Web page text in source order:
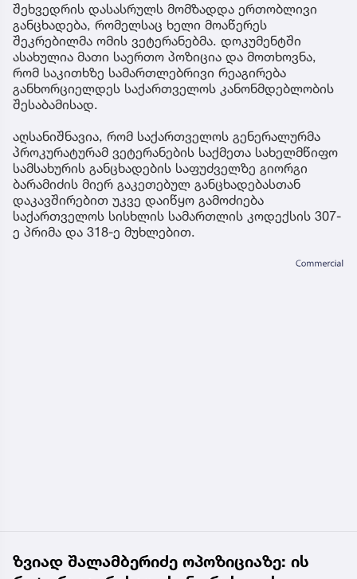
შეხვედრის დასასრულს მომზადდა ერთობლივი
განცხადება, რომელსაც ხელი მოაწერეს
შეკრებილმა ომის ვეტერანებმა. დოკუმენტში
ასახულია მათი საერთო პოზიცია და მოთხოვნა,
რომ საკითხზე სამართლებრივი რეაგირება
განხორციელდეს საქართველოს კანონმდებლობის
შესაბამისად.
აღსანიშნავია, რომ საქართველოს გენერალურმა
პროკურატურამ ვეტერანების საქმეთა სახელმწიფო
სამსახურის განცხადების საფუძველზე გიორგი
ბარამიძის მიერ გაკეთებულ განცხადებასთან
დაკავშირებით უკვე დაიწყო გამოძიება
საქართველოს სისხლის სამართლის კოდექსის 307-
ე პრიმა და 318-ე მუხლებით.
ზვიად შალამბერიძე ოპოზიციაზე: ის